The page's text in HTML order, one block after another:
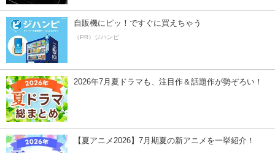
自販機にピッ！ですぐに買えちゃう
（PR）ジハンピ
2026年7月夏ドラマも、注目作＆話題作が勢ぞろい！
【夏アニメ2026】7月期夏の新アニメを一挙紹介！